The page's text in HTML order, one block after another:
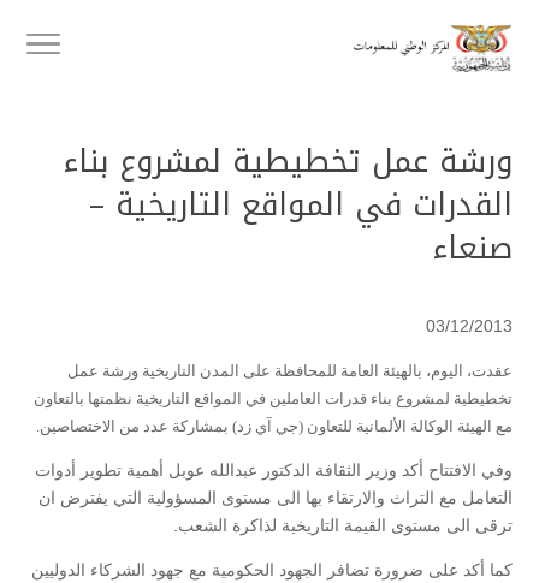
ورشة عمل تخطيطية لمشروع بناء
القدرات في المواقع التاريخية –
صنعاء
03/12/2013
عقدت، اليوم، بالهيئة العامة للمحافظة على المدن التاريخية ورشة عمل
تخطيطية لمشروع بناء قدرات العاملين في المواقع التاريخية نظمتها بالتعاون
مع الهيئة الوكالة الألمانية للتعاون (جي آي زد) بمشاركة عدد من الاختصاصين.
وفي الافتتاح أكد وزير الثقافة الدكتور عبدالله عوبل أهمية تطوير أدوات
التعامل مع التراث والارتقاء بها الى مستوى المسؤولية التي يفترض ان
ترقى الى مستوى القيمة التاريخية لذاكرة الشعب.
كما أكد على ضرورة تضافر الجهود الحكومية مع جهود الشركاء الدوليين